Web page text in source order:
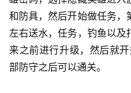
和防具，然后开始做任务，
左右送水，任务，钓鱼以及
来之前进行升级，然后就
部防守之后可以通关。